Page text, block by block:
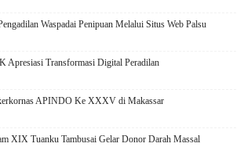
Waspadai Penipuan Melalui Situs Web Palsu
Apresiasi Transformasi Digital Peradilan
APINDO Ke XXXV di Makassar
XIX Tuanku Tambusai Gelar Donor Darah Massal